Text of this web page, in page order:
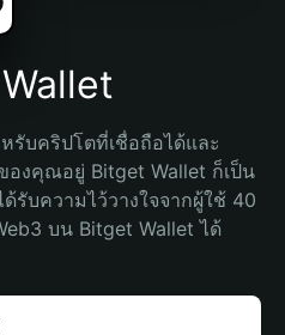
รับคริปโตที่เชื่อถือได้และ
องคุณอยู่ Bitget Wallet ก็เป็น
บความไว้วางใจจากผู้ใช้ 40
บน Bitget Wallet ได้